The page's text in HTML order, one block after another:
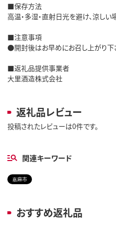
■保存方法
高温・多湿・直射日光を避け、涼しい
■注意事項
●開封後はお早めにお召し上がり下
■返礼品提供事業者
大里酒造株式会社
返礼品レビュー
投稿されたレビューは0件です。
関連キーワード
嘉麻市
おすすめ返礼品